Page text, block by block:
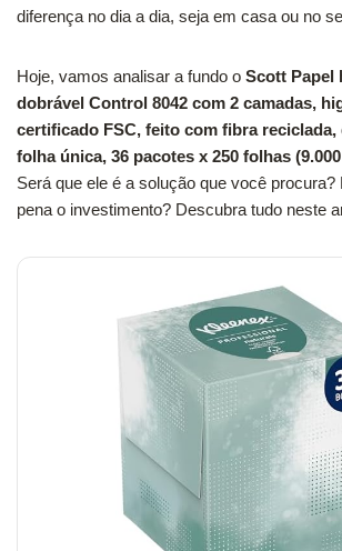
diferença no dia a dia, seja em casa ou no
Hoje, vamos analisar a fundo o Scott Papel
dobrável Control 8042 com 2 camadas,
certificado FSC, feito com fibra reciclada,
folha única, 36 pacotes x 250 folhas
Será que ele é a solução que você procura?
pena o investimento? Descubra tudo neste